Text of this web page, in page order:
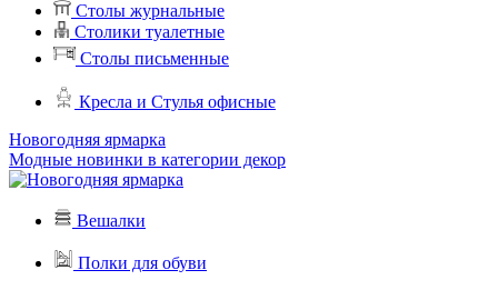
Столы журнальные
Столики туалетные
Столы письменные
Кресла и Стулья офисные
Новогодняя ярмарка
Модные новинки в категории декор
Вешалки
Полки для обуви